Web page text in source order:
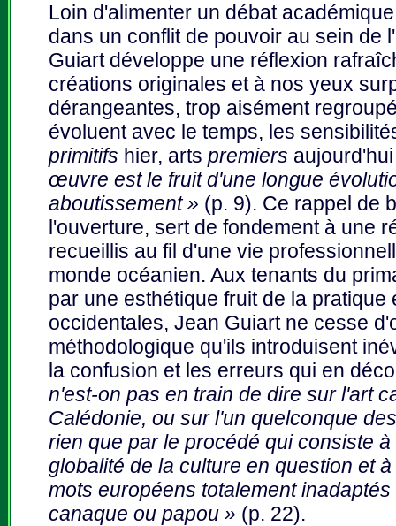
Loin d'alimenter un débat
dans un conflit de pouvoir au sein de
Guiart développe une réflexion
créations originales et à nos yeux
dérangeantes, trop aisément
évoluent avec le temps, les
primitifs hier, arts premiers
œuvre est le fruit d'une longue
aboutissement » (p. 9). Ce rappel de
l'ouverture, sert de fondement à une
recueillis au fil d'une vie
monde océanien. Aux tenants du
par une esthétique fruit de la pratique
occidentales, Jean Guiart ne cesse
méthodologique qu'ils introduisent
la confusion et les erreurs qui en
n'est-on pas en train de dire sur l'art
Calédonie, ou sur l'un quelconque
rien que par le procédé qui consiste
globalité de la culture en question et
mots européens totalement
canaque ou papou » (p. 22).